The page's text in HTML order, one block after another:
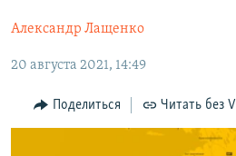
ВернутсяИНТЕРАКТИВ
ИНФОГРАФИКА
ТЕЛЕПРОЕКТ КРЫМ.РЕАЛИИ
РАДІО СВОБОДА
КАК ОБОЙТИ БЛОКИРОВКУ
Александр Лащенко
20 августа 2021, 14:49
Поделиться Читать без